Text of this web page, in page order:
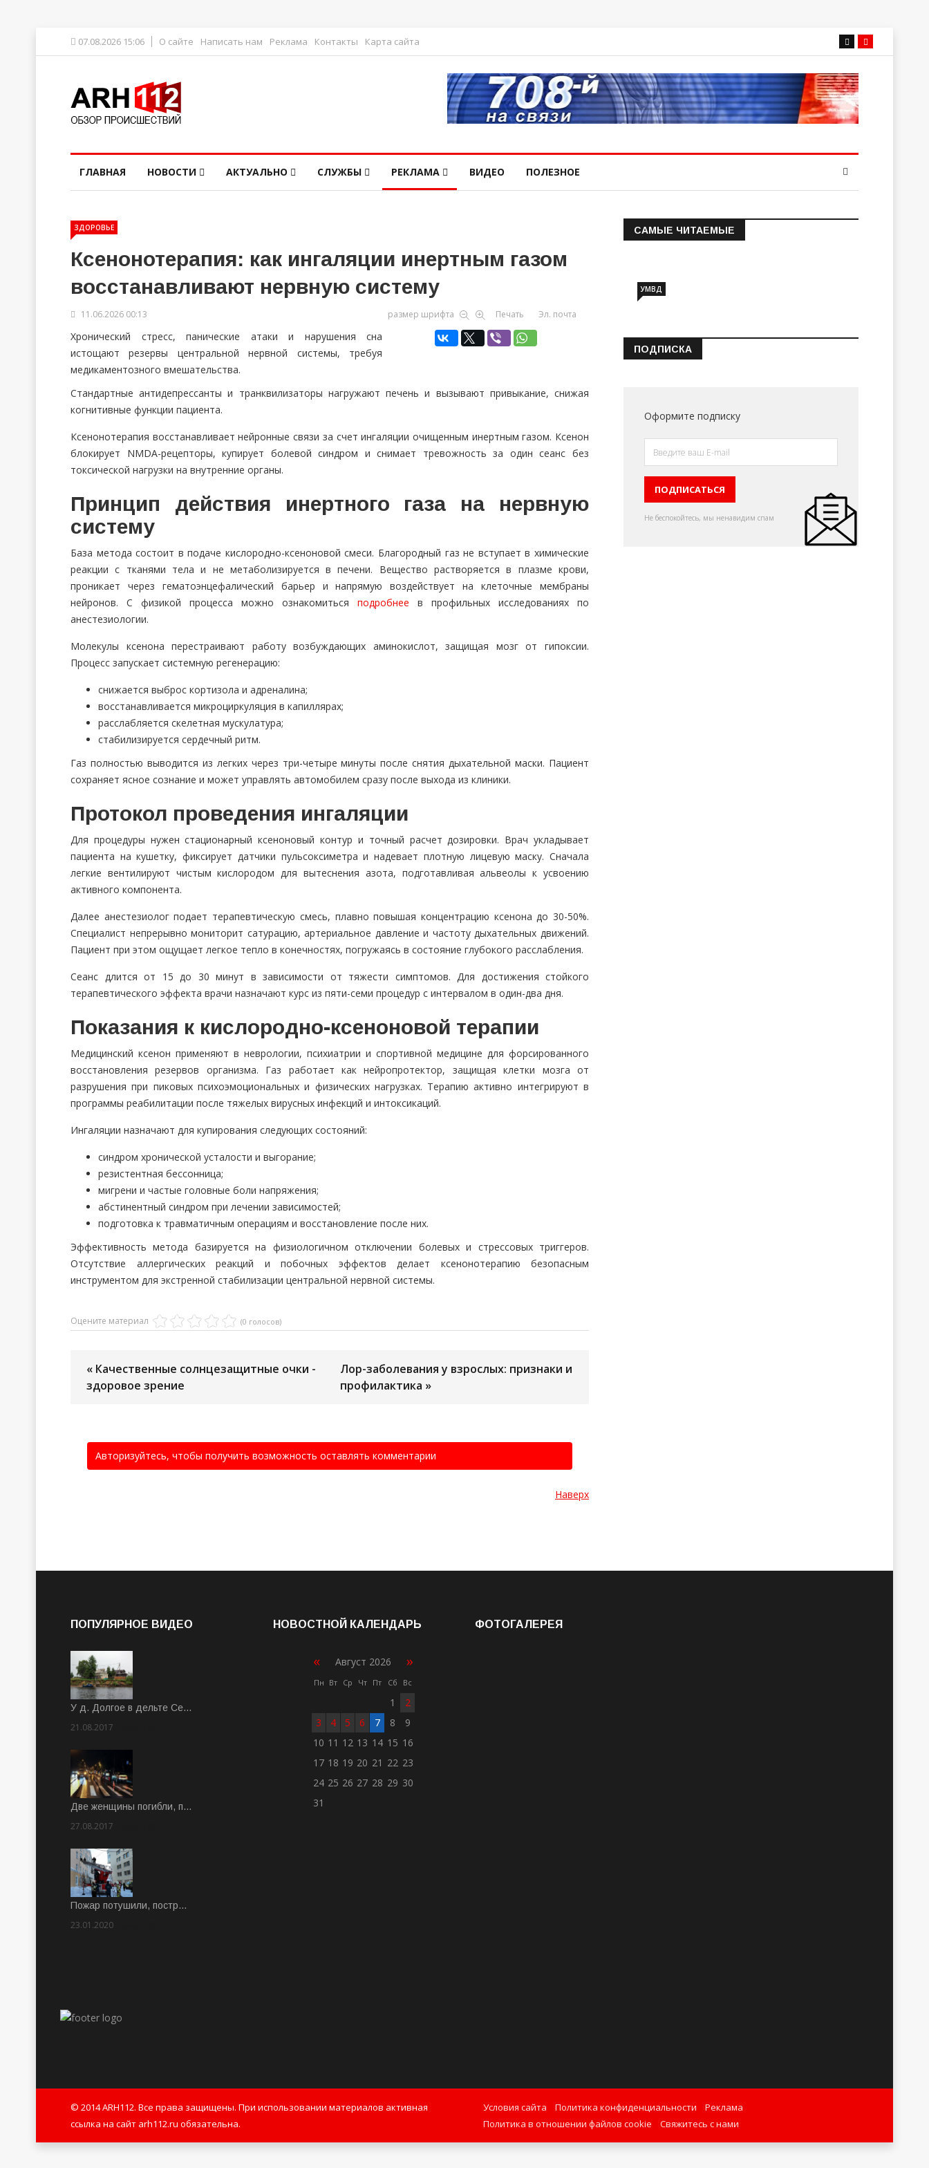
07.08.2026 15:06 О сайте Написать нам Реклама Контакты Карта сайта
ГЛАВНАЯ НОВОСТИ АКТУАЛЬНО СЛУЖБЫ РЕКЛАМА ВИДЕО ПОЛЕЗНОЕ
ЗДОРОВЬЕ
Ксенонотерапия: как ингаляции инертным газом
восстанавливают нервную систему
11.06.2026 00:13 размер шрифта Печать Эл. почта
Хронический стресс, панические атаки и нарушения сна
истощают резервы центральной нервной системы, требуя
медикаментозного вмешательства.
Стандартные антидепрессанты и транквилизаторы нагружают печень и вызывают привыкание, снижая
когнитивные функции пациента.
Ксенонотерапия восстанавливает нейронные связи за счет ингаляции очищенным инертным газом. Ксенон
блокирует NMDA-рецепторы, купирует болевой синдром и снимает тревожность за один сеанс без
токсической нагрузки на внутренние органы.
Принцип действия инертного газа на нервную
систему
База метода состоит в подаче кислородно-ксеноновой смеси. Благородный газ не вступает в химические
реакции с тканями тела и не метаболизируется в печени. Вещество растворяется в плазме крови,
проникает через гематоэнцефалический барьер и напрямую воздействует на клеточные мембраны
нейронов. С физикой процесса можно ознакомиться подробнее в профильных исследованиях по
анестезиологии.
Молекулы ксенона перестраивают работу возбуждающих аминокислот, защищая мозг от гипоксии.
Процесс запускает системную регенерацию:
снижается выброс кортизола и адреналина;
восстанавливается микроциркуляция в капиллярах;
расслабляется скелетная мускулатура;
стабилизируется сердечный ритм.
Газ полностью выводится из легких через три-четыре минуты после снятия дыхательной маски. Пациент
сохраняет ясное сознание и может управлять автомобилем сразу после выхода из клиники.
Протокол проведения ингаляции
Для процедуры нужен стационарный ксеноновый контур и точный расчет дозировки. Врач укладывает
пациента на кушетку, фиксирует датчики пульсоксиметра и надевает плотную лицевую маску. Сначала
легкие вентилируют чистым кислородом для вытеснения азота, подготавливая альвеолы к усвоению
активного компонента.
Далее анестезиолог подает терапевтическую смесь, плавно повышая концентрацию ксенона до 30-50%.
Специалист непрерывно мониторит сатурацию, артериальное давление и частоту дыхательных движений.
Пациент при этом ощущает легкое тепло в конечностях, погружаясь в состояние глубокого расслабления.
Сеанс длится от 15 до 30 минут в зависимости от тяжести симптомов. Для достижения стойкого
терапевтического эффекта врачи назначают курс из пяти-семи процедур с интервалом в один-два дня.
Показания к кислородно-ксеноновой терапии
Медицинский ксенон применяют в неврологии, психиатрии и спортивной медицине для форсированного
восстановления резервов организма. Газ работает как нейропротектор, защищая клетки мозга от
разрушения при пиковых психоэмоциональных и физических нагрузках. Терапию активно интегрируют в
программы реабилитации после тяжелых вирусных инфекций и интоксикаций.
Ингаляции назначают для купирования следующих состояний:
синдром хронической усталости и выгорание;
резистентная бессонница;
мигрени и частые головные боли напряжения;
абстинентный синдром при лечении зависимостей;
подготовка к травматичным операциям и восстановление после них.
Эффективность метода базируется на физиологичном отключении болевых и стрессовых триггеров.
Отсутствие аллергических реакций и побочных эффектов делает ксенонотерапию безопасным
инструментом для экстренной стабилизации центральной нервной системы.
Оцените материал (0 голосов)
« Качественные солнцезащитные очки -
здоровое зрение
Лор-заболевания у взрослых: признаки и
профилактика »
Авторизуйтесь, чтобы получить возможность оставлять комментарии
Наверх
САМЫЕ ЧИТАЕМЫЕ
Информация о состоянии
УМВД
ПОДПИСКА
Оформите подписку
Не беспокойтесь, мы ненавидим спам
ПОПУЛЯРНОЕ ВИДЕО
У д. Долгое в дельте Се…
21.08.2017
Две женщины погибли, п…
27.08.2017
Пожар потушили, постр…
23.01.2020
НОВОСТНОЙ КАЛЕНДАРЬ
« Август 2026 »
Пн Вт Ср Чт Пт Сб Вс
1
2
3
4 5 6 7 8
9
10 11 12 13 14 15 16
17 18 19 20 21 22 23
24 25 26 27 28 29 30
31
ФОТОГАЛЕРЕЯ
© 2014 ARH112. Все права защищены. При использовании материалов активная
ссылка на сайт arh112.ru обязательна.
Условия сайта Политика конфиденциальности
Реклама
Политика в отношении файлов cookie
Свяжитесь с нами